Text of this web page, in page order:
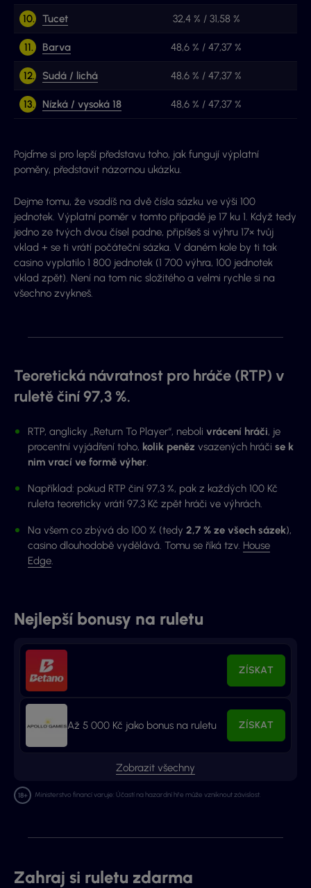
10. Tucet 32,4 % / 31,58 %
11. Barva 48,6 % / 47,37 %
12. Sudá / lichá 48,6 % / 47,37 %
13. Nízká / vysoká 18 48,6 % / 47,37 %
Pojďme si pro lepší představu toho, jak fungují výplatní
poměry, představit názornou ukázku.
Dejme tomu, že vsadíš na dvě čísla sázku ve výši 100
jednotek. Výplatní poměr v tomto případě je 17 ku 1. Když tedy
jedno ze tvých dvou čísel padne, připíšeš si výhru 17× tvůj
vklad + se ti vrátí počáteční sázka. V daném kole by ti tak
casino vyplatilo 1 800 jednotek (1 700 výhra, 100 jednotek
vklad zpět). Není na tom nic složitého a velmi rychle si na
všechno zvykneš.
Teoretická návratnost pro hráče (RTP) v
ruletě činí 97,3 %.
RTP, anglicky „Return To Player“, neboli vrácení hráči, je
procentní vyjádření toho, kolik peněz vsazených hráči se k
nim vrací ve formě výher.
Například: pokud RTP činí 97,3 %, pak z každých 100 Kč
ruleta teoreticky vrátí 97,3 Kč zpět hráči ve výhrách.
Na všem co zbývá do 100 % (tedy 2,7 % ze všech sázek),
casino dlouhodobě vydělává. Tomu se říká tzv. House
Edge.
Nejlepší bonusy na ruletu
ZÍSKAT
Až 5 000 Kč jako bonus na ruletu ZÍSKAT
Zobrazit všechny
Ministerstvo financí varuje: Účastí na hazardní hře může vzniknout závislost.
Zahraj si ruletu zdarma